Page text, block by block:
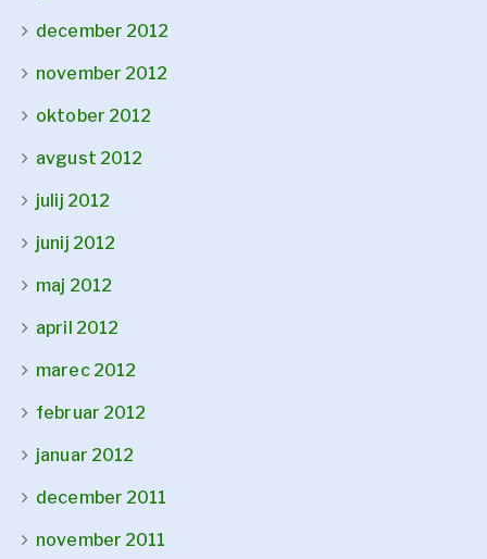
december 2012
november 2012
oktober 2012
avgust 2012
julij 2012
junij 2012
maj 2012
april 2012
marec 2012
februar 2012
januar 2012
december 2011
november 2011